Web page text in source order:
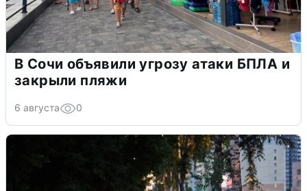
В Сочи объявили угрозу атаки БПЛА и
закрыли пляжи
6 августа 0